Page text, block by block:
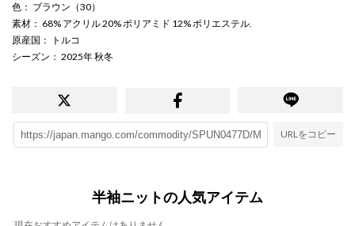
色 ： ブラウン（30）
素材 ： 68% アクリル 20% ポリアミド 12% ポリエステル.
原産国 ： トルコ
シーズン ： 2025年 秋冬
URLをコピー
半袖ニットの人気アイテム